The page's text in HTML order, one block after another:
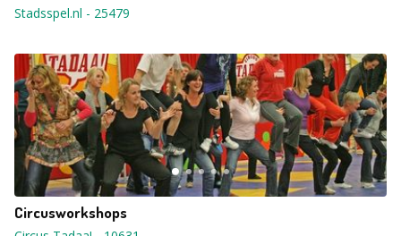
Stadsspel.nl - 25479
Circusworkshops